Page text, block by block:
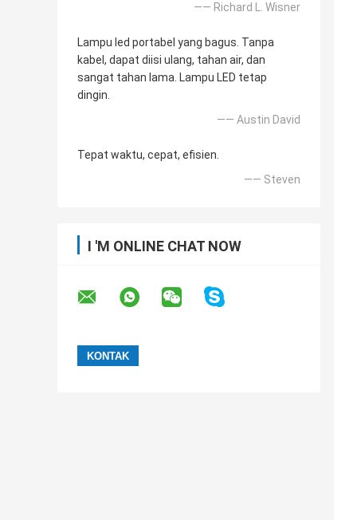
—— Richard L. Wisner
Lampu led portabel yang bagus. Tanpa
kabel, dapat diisi ulang, tahan air, dan
sangat tahan lama. Lampu LED tetap
dingin.
—— Austin David
Tepat waktu, cepat, efisien.
—— Steven
I 'M ONLINE CHAT NOW